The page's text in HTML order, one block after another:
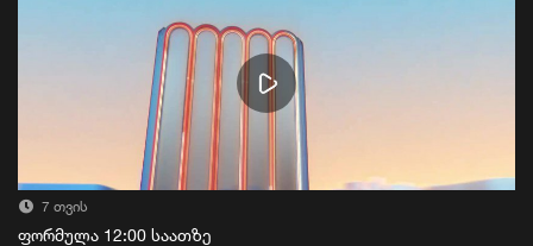
7 თვის
ფორმულა 12:00 საათზე